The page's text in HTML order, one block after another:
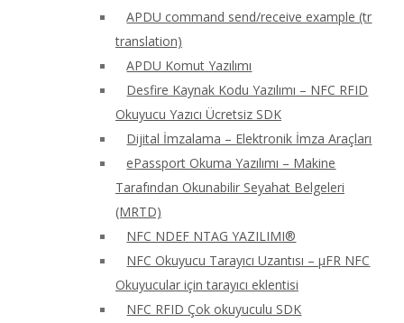
APDU command send/receive example (tr
translation)
APDU Komut Yazılımı
Desfire Kaynak Kodu Yazılımı – NFC RFID
Okuyucu Yazıcı Ücretsiz SDK
Dijital İmzalama – Elektronik İmza Araçları
ePassport Okuma Yazılımı – Makine
Tarafından Okunabilir Seyahat Belgeleri
(MRTD)
NFC NDEF NTAG YAZILIMI®
NFC Okuyucu Tarayıcı Uzantısı – μFR NFC
Okuyucular için tarayıcı eklentisi
NFC RFID Çok okuyuculu SDK